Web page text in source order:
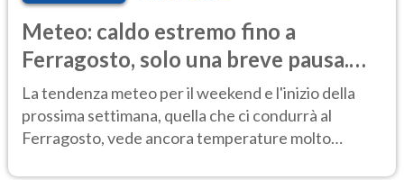
Meteo: caldo estremo fino a
Ferragosto, solo una breve pausa.
Ecco dove
La tendenza meteo per il weekend e l'inizio della
prossima settimana, quella che ci condurrà al
Ferragosto, vede ancora temperature molto